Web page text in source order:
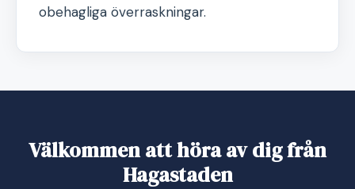
obehagliga överraskningar.
Välkommen att höra av dig från
Hagastaden